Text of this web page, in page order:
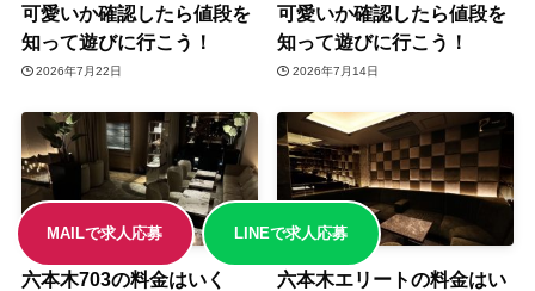
可愛いか確認したら値段を
知って遊びに行こう！
2026年7月22日
可愛いか確認したら値段を
知って遊びに行こう！
2026年7月14日
六本木703の料金はいく 六本木エリートの料金はい
MAILで求人応募 LINEで求人応募